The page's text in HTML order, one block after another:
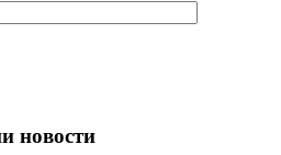
новости